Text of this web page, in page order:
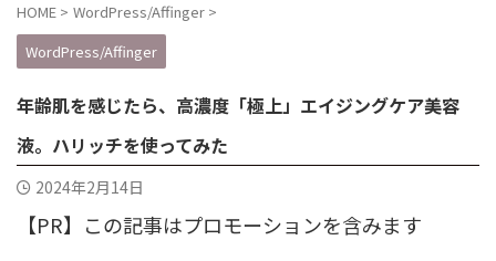
HOME > WordPress/Affinger >
WordPress/Affinger
年齢肌を感じたら、高濃度「極上」エイジングケア美容
液。ハリッチを使ってみた
2024年2月14日
【PR】この記事はプロモーションを含みます